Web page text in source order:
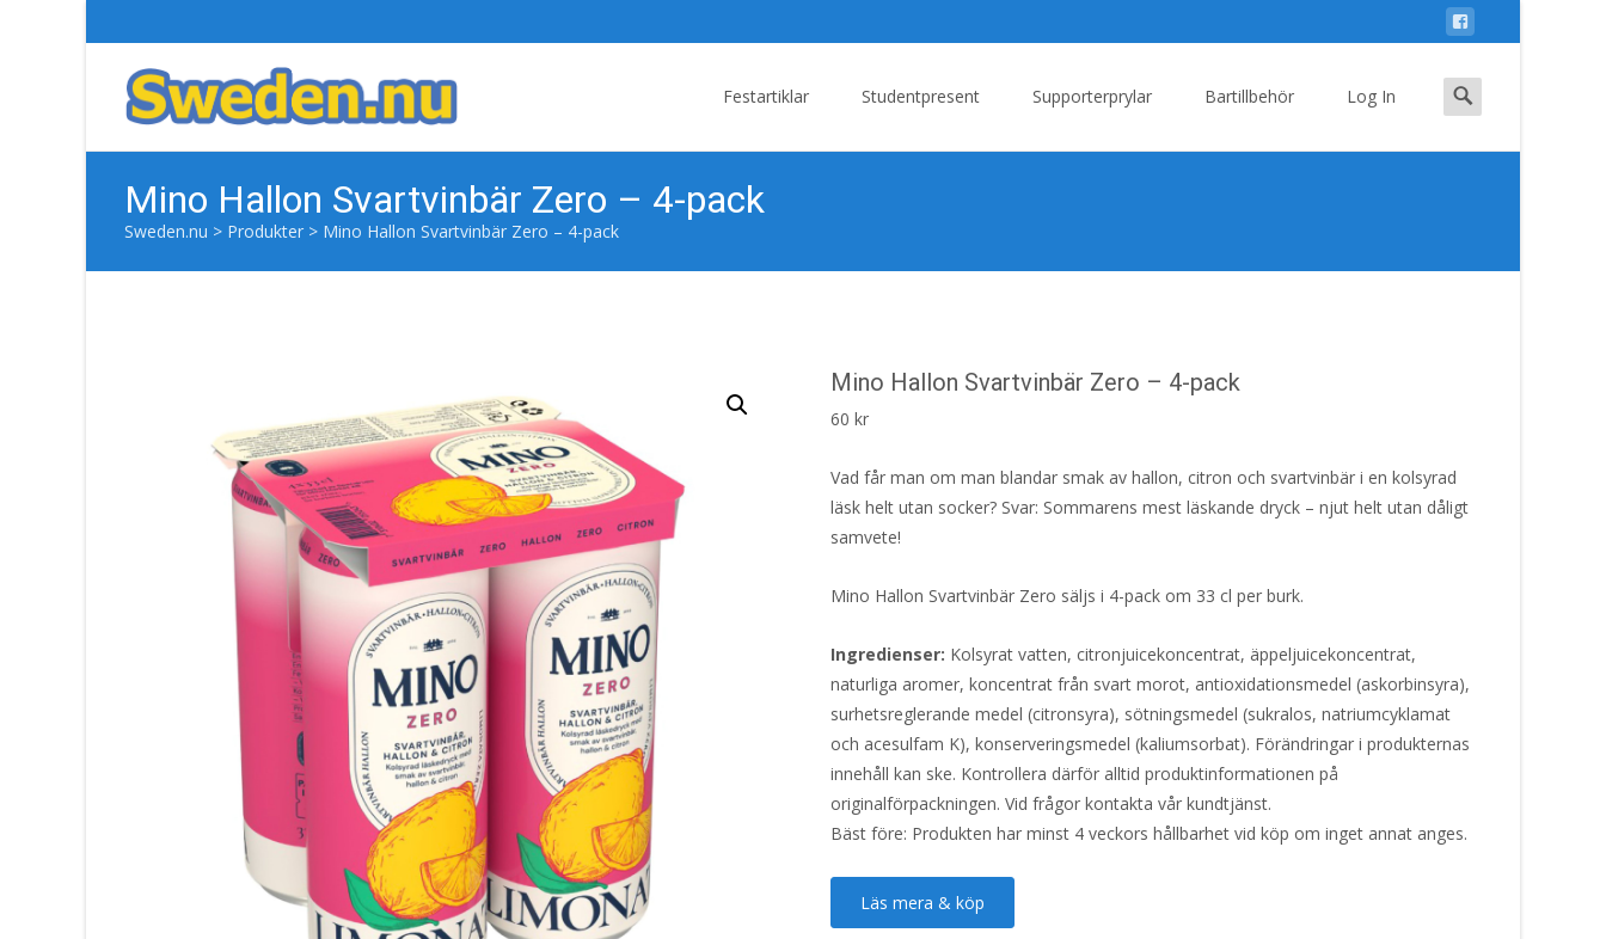
Festartiklar Studentpresent Supporterprylar Bartillbehör Log In
Search
for:
Mino Hallon Svartvinbär Zero – 4-pack
Sweden.nu > Produkter > Mino Hallon Svartvinbär Zero – 4-pack
Mino Hallon Svartvinbär Zero – 4-pack
60 kr
Vad får man om man blandar smak av hallon, citron och svartvinbär i en kolsyrad
läsk helt utan socker? Svar: Sommarens mest läskande dryck – njut helt utan dåligt
samvete!
Mino Hallon Svartvinbär Zero säljs i 4-pack om 33 cl per burk.
Ingredienser: Kolsyrat vatten, citronjuicekoncentrat, äppeljuicekoncentrat,
naturliga aromer, koncentrat från svart morot, antioxidationsmedel (askorbinsyra),
surhetsreglerande medel (citronsyra), sötningsmedel (sukralos, natriumcyklamat
och acesulfam K), konserveringsmedel (kaliumsorbat). Förändringar i produkternas
innehåll kan ske. Kontrollera därför alltid produktinformationen på
originalförpackningen. Vid frågor kontakta vår kundtjänst.
Bäst före: Produkten har minst 4 veckors hållbarhet vid köp om inget annat anges.
Läs mera & köp